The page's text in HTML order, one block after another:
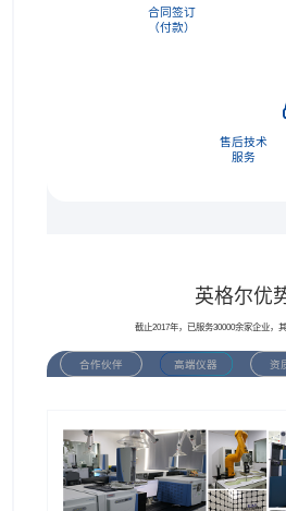
合同签订
（付款）
售后技术
服务
英格尔优
截止2017年，已服务30000余家企业，
合作伙伴 高端仪器 资